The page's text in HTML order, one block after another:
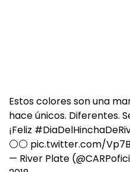
Estos colores son una
hace únicos. Diferentes.
¡Feliz
⚪⚪ pic.twitter.com/
— River Plate